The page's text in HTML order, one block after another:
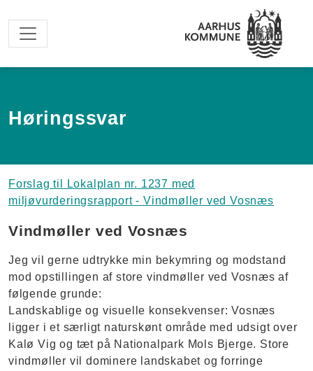
Høringssvar
Forslag til Lokalplan nr. 1237 med
miljøvurderingsrapport - Vindmøller ved Vosnæs
Vindmøller ved Vosnæs
Jeg vil gerne udtrykke min bekymring og modstand
mod opstillingen af store vindmøller ved Vosnæs af
følgende grunde:
Landskablige og visuelle konsekvenser: Vosnæs
ligger i et særligt naturskønt område med udsigt over
Kalø Vig og tæt på Nationalpark Mols Bjerge. Store
vindmøller vil dominere landskabet og forringe